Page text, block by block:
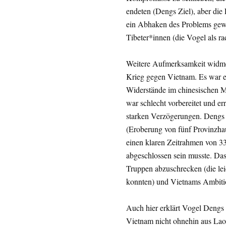
endeten (Dengs Ziel), aber
ein Abhaken des Problems
Tibeter*innen (die Vogel als
Weitere Aufmerksamkeit
Krieg gegen Vietnam. Es war
Widerstände im chinesischen
war schlecht vorbereitet und
starken Verzögerungen.
(Eroberung von fünf
einen klaren Zeitrahmen von
abgeschlossen sein musste.
Truppen abzuschrecken (die
konnten) und Vietnams
Auch hier erklärt Vogel
Vietnam nicht ohnehin aus